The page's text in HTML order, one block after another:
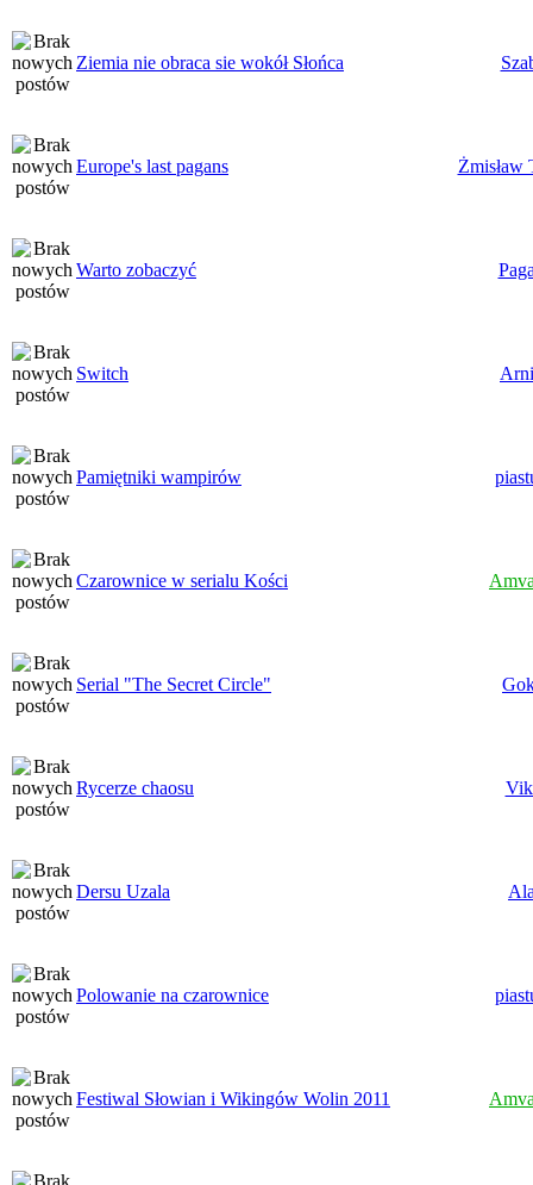
Ziemia nie obraca sie wokół Słońca
Europe's last pagans Żmisław
Warto zobaczyć
Switch
Pamiętniki wampirów
Czarownice w serialu Kości
Serial "The Secret Circle"
Rycerze chaosu
Dersu Uzala
Polowanie na czarownice
Festiwal Słowian i Wikingów Wolin 2011